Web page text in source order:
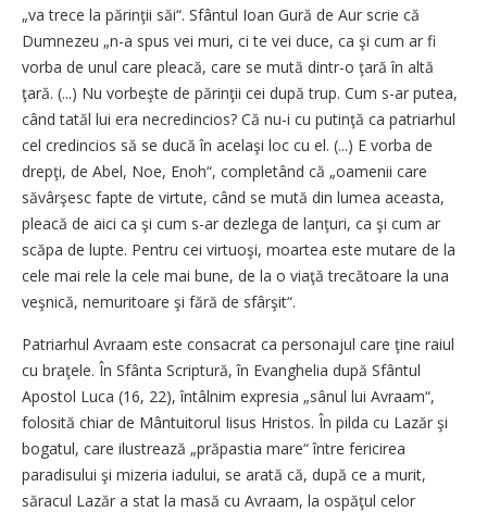
„va trece la părinţii săi“. Sfântul Ioan Gură de Aur scrie că
Dumnezeu „n-a spus vei muri, ci te vei duce, ca şi cum ar fi
vorba de unul care pleacă, care se mută dintr-o ţară în altă
ţară. (...) Nu vorbeşte de părinţii cei după trup. Cum s-ar putea,
când tatăl lui era necredincios? Că nu-i cu putinţă ca patriarhul
cel credincios să se ducă în acelaşi loc cu el. (...) E vorba de
drepţi, de Abel, Noe, Enoh“, completând că „oamenii care
săvârşesc fapte de virtute, când se mută din lumea aceasta,
pleacă de aici ca şi cum s-ar dezlega de lanţuri, ca şi cum ar
scăpa de lupte. Pentru cei virtuoşi, moartea este mutare de la
cele mai rele la cele mai bune, de la o viaţă trecătoare la una
veşnică, nemuritoare şi fără de sfârşit“.
Patriarhul Avraam este consacrat ca personajul care ţine raiul
cu braţele. În Sfânta Scriptură, în Evanghelia după Sfântul
Apostol Luca (16, 22), întâlnim expresia „sânul lui Avraam“,
folosită chiar de Mântuitorul Iisus Hristos. În pilda cu Lazăr şi
bogatul, care ilustrează „prăpastia mare“ între fericirea
paradisului şi mizeria iadului, se arată că, după ce a murit,
săracul Lazăr a stat la masă cu Avraam, la ospăţul celor